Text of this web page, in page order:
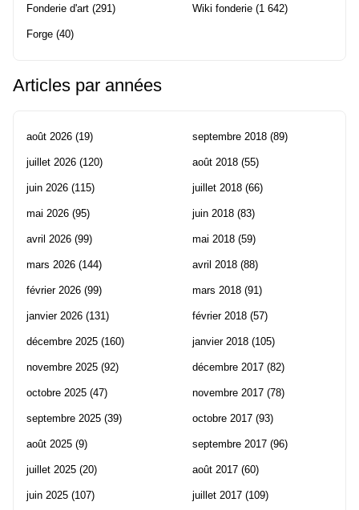
Fonderie d'art (291)
Forge (40)
Wiki fonderie (1 642)
Articles par années
août 2026 (19)
juillet 2026 (120)
juin 2026 (115)
mai 2026 (95)
avril 2026 (99)
mars 2026 (144)
février 2026 (99)
janvier 2026 (131)
décembre 2025 (160)
novembre 2025 (92)
octobre 2025 (47)
septembre 2025 (39)
août 2025 (9)
juillet 2025 (20)
juin 2025 (107)
septembre 2018 (89)
août 2018 (55)
juillet 2018 (66)
juin 2018 (83)
mai 2018 (59)
avril 2018 (88)
mars 2018 (91)
février 2018 (57)
janvier 2018 (105)
décembre 2017 (82)
novembre 2017 (78)
octobre 2017 (93)
septembre 2017 (96)
août 2017 (60)
juillet 2017 (109)